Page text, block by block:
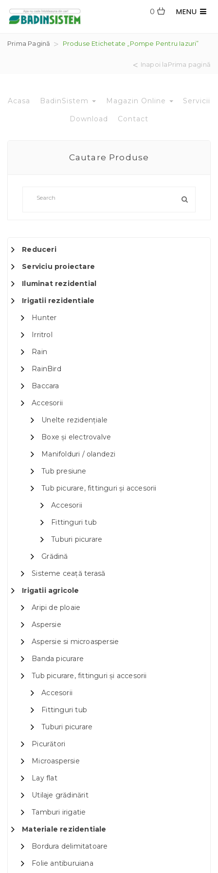
MENU
0
Prima Pagină Produse Etichetate „pompe Pentru Iazuri”
Inapoi laPrima pagină
Acasa BadinSistem Magazin Online Servicii
Download Contact
Cautare Produse
Reduceri
Serviciu proiectare
Iluminat rezidential
Irigatii rezidentiale
Hunter
Irritrol
Rain
RainBird
Baccara
Accesorii
Unelte rezidențiale
Boxe și electrovalve
Manifolduri / olandezi
Tub presiune
Tub picurare, fittinguri și accesorii
Accesorii
Fittinguri tub
Tuburi picurare
Grădină
Sisteme ceață terasă
Irigatii agricole
Aripi de ploaie
Aspersie
Aspersie si microaspersie
Banda picurare
Tub picurare, fittinguri și accesorii
Accesorii
Fittinguri tub
Tuburi picurare
Picurători
Microaspersie
Lay flat
Utilaje grădinărit
Tamburi irigatie
Materiale rezidentiale
Bordura delimitatoare
Folie antiburuiana